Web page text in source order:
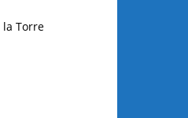
Torre